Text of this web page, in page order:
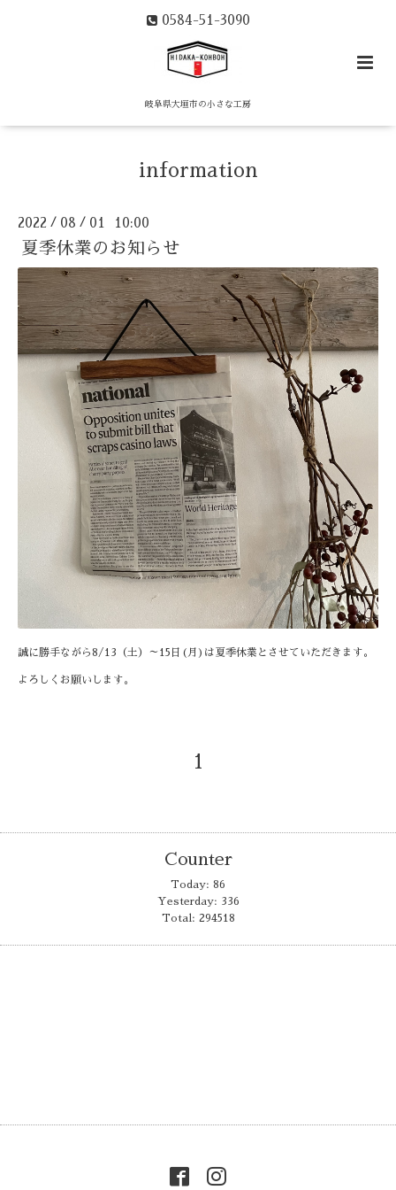
0584-51-3090
岐阜県大垣市の小さな工房
information
2022 / 08 / 01 10:00
夏季休業のお知らせ
誠に勝手ながら8/13（土）～15日(月)は夏季休業とさせていただきます。
よろしくお願いします。
1
Counter
Today: 86
Yesterday: 336
Total: 294518